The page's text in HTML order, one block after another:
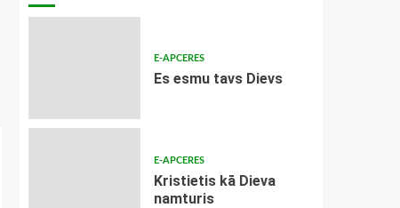
E-APCERES
Es esmu tavs Dievs
E-APCERES
Kristietis kā Dieva
namturis